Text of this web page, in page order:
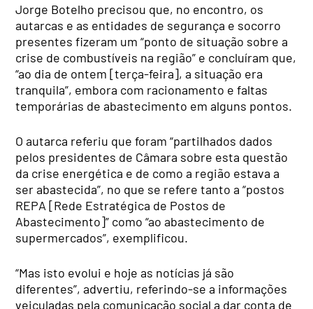
Jorge Botelho precisou que, no encontro, os
autarcas e as entidades de segurança e socorro
presentes fizeram um “ponto de situação sobre a
crise de combustíveis na região” e concluíram que,
“ao dia de ontem [terça-feira], a situação era
tranquila”, embora com racionamento e faltas
temporárias de abastecimento em alguns pontos.
O autarca referiu que foram “partilhados dados
pelos presidentes de Câmara sobre esta questão
da crise energética e de como a região estava a
ser abastecida”, no que se refere tanto a “postos
REPA [Rede Estratégica de Postos de
Abastecimento]” como “ao abastecimento de
supermercados”, exemplificou.
“Mas isto evolui e hoje as notícias já são
diferentes”, advertiu, referindo-se a informações
veiculadas pela comunicação social a dar conta de